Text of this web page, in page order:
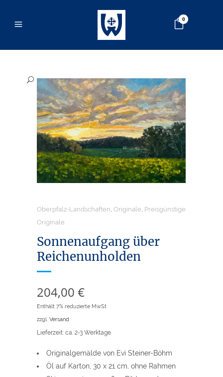
0
Oberpfalz-Landschaften, Originale, Preisgünstige
Originale
Sonnenaufgang über
Reichenunholden
204,00 €
Enthält 7% reduzierte MwSt
zzgl. Versand
Lieferzeit: ca. 2-3 Werktage
Originalgemälde von Evi Steiner-Böhm
Öl auf Karton, 30 x 21 cm, ohne Rahmen